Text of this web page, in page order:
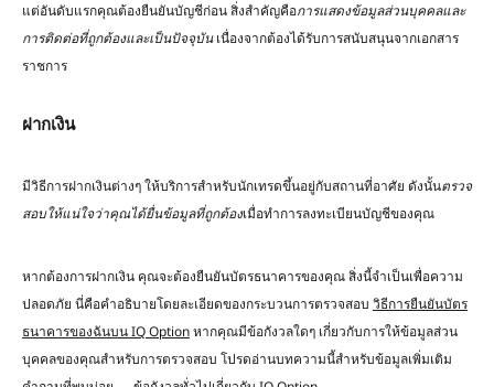
แต่อันดับแรกคุณต้องยืนยันบัญชีก่อน สิ่งสำคัญคือการแสดงข้อมูลส่วนบุคคลและ
การติดต่อที่ถูกต้องและเป็นปัจจุบันเนื่องจากต้องได้รับการสนับสนุนจากเอกสาร
ราชการ
ฝากเงิน
มีวิธีการฝากเงินต่างๆ ให้บริการสำหรับนักเทรดขึ้นอยู่กับสถานที่อาศัย ดังนั้นตรวจ
สอบให้แน่ใจว่าคุณได้ยื่นข้อมูลที่ถูกต้องเมื่อทำการลงทะเบียนบัญชีของคุณ
หากต้องการฝากเงิน คุณจะต้องยืนยันบัตรธนาคารของคุณ สิ่งนี้จำเป็นเพื่อความ
ปลอดภัย นี่คือคำอธิบายโดยละเอียดของกระบวนการตรวจสอบ วิธีการยืนยันบัตร
ธนาคารของฉันบน IQ Optionหากคุณมีข้อกังวลใดๆ เกี่ยวกับการให้ข้อมูลส่วน
บุคคลของคุณสำหรับการตรวจสอบ โปรดอ่านบทความนี้สำหรับข้อมูลเพิ่มเติม